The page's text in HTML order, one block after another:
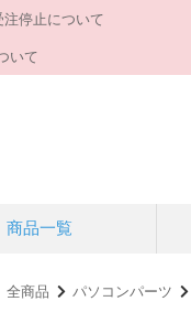
注停止について
いて
商品一覧
全商品 パソコンパーツ